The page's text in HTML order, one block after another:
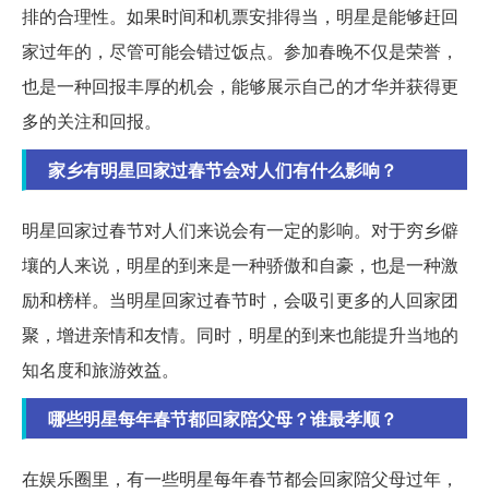
排的合理性。如果时间和机票安排得当，明星是能够赶回
家过年的，尽管可能会错过饭点。参加春晚不仅是荣誉，
也是一种回报丰厚的机会，能够展示自己的才华并获得更
多的关注和回报。
家乡有明星回家过春节会对人们有什么影响？
明星回家过春节对人们来说会有一定的影响。对于穷乡僻
壤的人来说，明星的到来是一种骄傲和自豪，也是一种激
励和榜样。当明星回家过春节时，会吸引更多的人回家团
聚，增进亲情和友情。同时，明星的到来也能提升当地的
知名度和旅游效益。
哪些明星每年春节都回家陪父母？谁最孝顺？
在娱乐圈里，有一些明星每年春节都会回家陪父母过年，